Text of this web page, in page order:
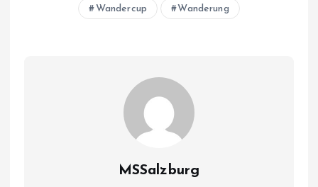
Wandercup Wanderung
MSSalzburg